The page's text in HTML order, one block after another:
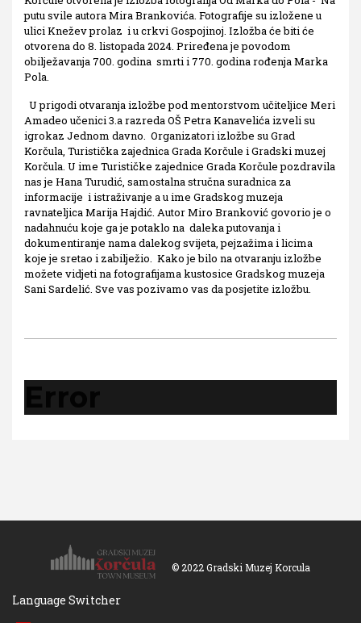
putu svile autora Mira Brankovića. Fotografije su izložene u
ulici Knežev prolaz i u crkvi Gospojinoj. Izložba će biti će
otvorena do 8. listopada 2024. Priređena je povodom
obilježavanja 700. godina smrti i 770. godina rođenja Marka
Pola.
U prigodi otvaranja izložbe pod mentorstvom učiteljice Meri
Amadeo učenici 3.a razreda OŠ Petra Kanavelića izveli su
igrokaz Jednom davno. Organizatori izložbe su Grad
Korčula, Turistička zajednica Grada Korčule i Gradski muzej
Korčula. U ime Turističke zajednice Grada Korčule pozdravila
nas je Hana Turudić, samostalna stručna suradnica za
informacije i istraživanje a u ime Gradskog muzeja
ravnateljica Marija Hajdić. Autor Miro Branković govorio je o
nadahnuću koje ga je potaklo na daleka putovanja i
dokumentiranje nama dalekog svijeta, pejzažima i licima
koje je sretao i zabilježio. Kako je bilo na otvaranju izložbe
možete vidjeti na fotografijama kustosice Gradskog muzeja
Sani Sardelić. Sve vas pozivamo vas da posjetite izložbu.
© 2022 Gradski Muzej Korcula
Language Switcher